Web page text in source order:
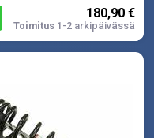
650 Max XT180,90 €
Toimitus1-2 arkipäivässä